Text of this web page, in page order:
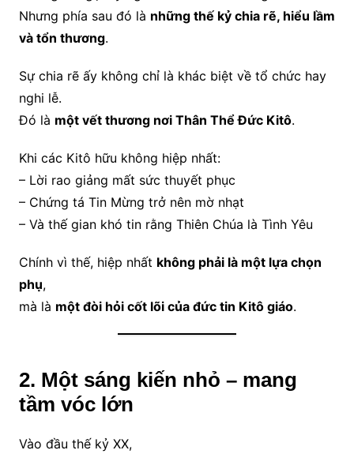
Nhưng phía sau đó là những thế kỷ chia rẽ, hiểu lầm
và tổn thương.
Sự chia rẽ ấy không chỉ là khác biệt về tổ chức hay
nghi lễ.
Đó là một vết thương nơi Thân Thể Đức Kitô.
Khi các Kitô hữu không hiệp nhất:
– Lời rao giảng mất sức thuyết phục
– Chứng tá Tin Mừng trở nên mờ nhạt
– Và thế gian khó tin rằng Thiên Chúa là Tình Yêu
Chính vì thế, hiệp nhất không phải là một lựa chọn
phụ,
mà là một đòi hỏi cốt lõi của đức tin Kitô giáo.
2. Một sáng kiến nhỏ – mang
tầm vóc lớn
Vào đầu thế kỷ XX,